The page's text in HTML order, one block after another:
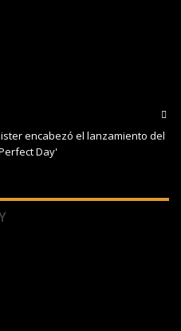
encabezó el lanzamiento del
Day'